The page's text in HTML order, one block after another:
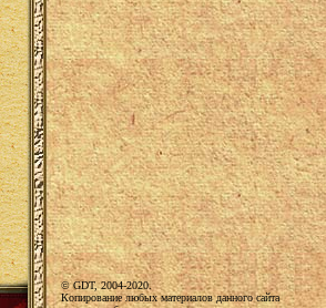
© GDT, 2004-2020.
Копирование любых материалов данного сайта